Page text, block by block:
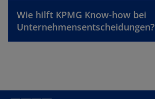
Wie hilft KPMG Know-how bei
Unternehmensentscheidungen?